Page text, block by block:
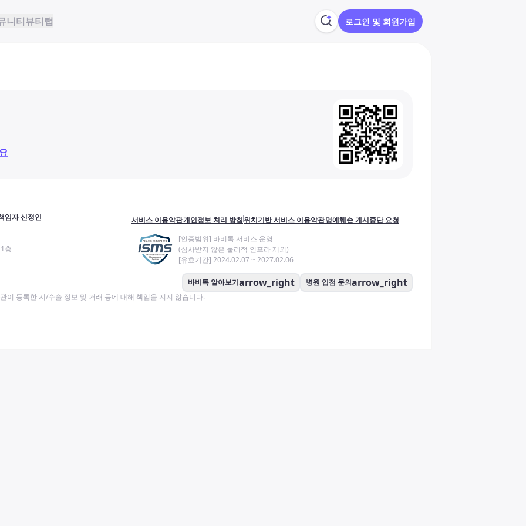
니티뷰티랩 로그인 및 회원가입
임자 신정인
층
서비스 이용약관개인정보 처리 방침위치기반 서비스 이용약관명예훼손 게시중단 요청
[인증범위] 바비톡 서비스 운영
(심사받지 않은 물리적 인프라 제외)
[유효기간] 2024.02.07 ~ 2027.02.06
바비톡 알아보기arrow_right 병원 입점 문의arrow_right
이 등록한 시/수술 정보 및 거래 등에 대해 책임을 지지 않습니다.